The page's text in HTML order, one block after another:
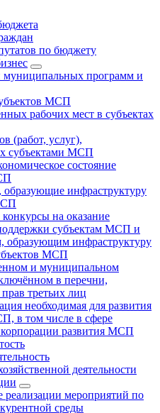
по бюджету
муниципальных программ и
МСП
рабочих мест в субъектах
(работ, услуг),
субъектами МСП
состояние
образующие инфраструктуру
на оказание
субъектам МСП и
образующим инфраструктуру
МСП
и муниципальном
в перечни,
третьих лиц
необходимая для развития
в том числе в сфере
корпорации развития МСП
деятельности
реализации мероприятий по
среды